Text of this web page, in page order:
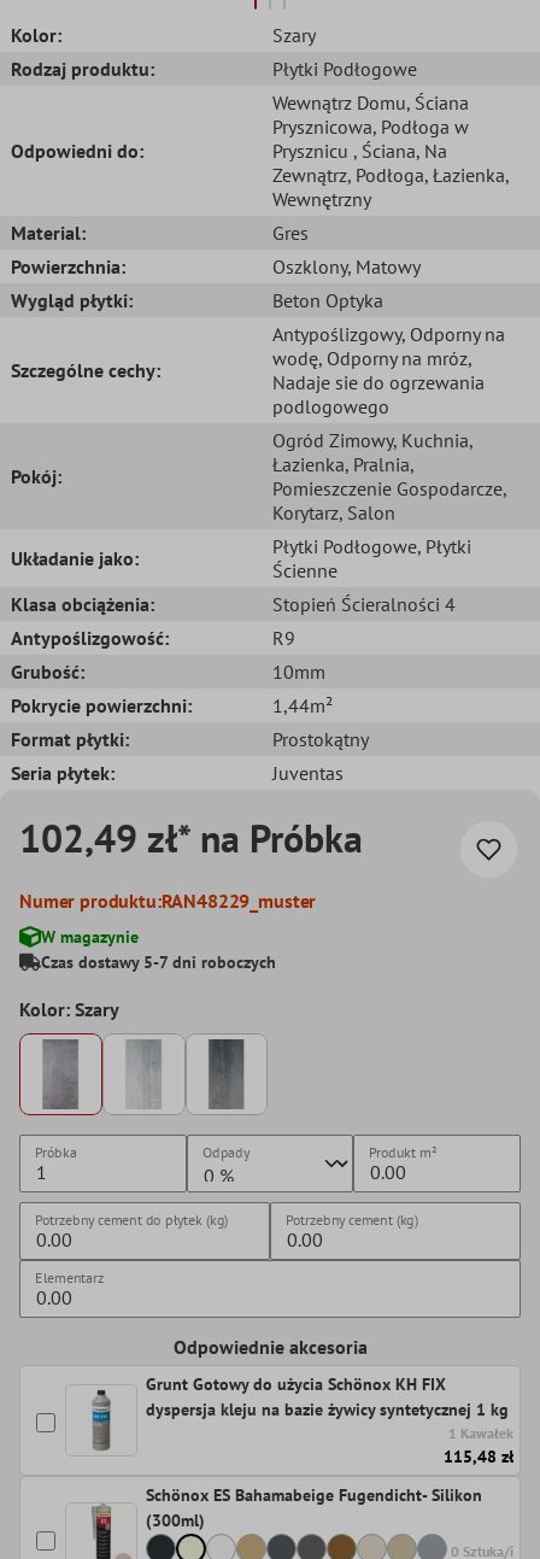
Kolor:
Szary
Rodzaj produktu:
Płytki Podłogowe
Odpowiedni do:
Wewnątrz Domu, Ściana
Prysznicowa, Podłoga w
Prysznicu , Ściana, Na
Zewnątrz, Podłoga, Łazienka,
Wewnętrzny
Material:
Gres
Powierzchnia:
Oszklony, Matowy
Wygląd płytki:
Beton Optyka
Szczególne cechy:
Antypoślizgowy, Odporny na
wodę, Odporny na mróz,
Nadaje sie do ogrzewania
podlogowego
Pokój:
Ogród Zimowy, Kuchnia,
Łazienka, Pralnia,
Pomieszczenie Gospodarcze,
Korytarz, Salon
Układanie jako:
Płytki Podłogowe, Płytki
Ścienne
Klasa obciążenia:
Stopień Ścieralności 4
Antypoślizgowość:
R9
Grubość:
10mm
Pokrycie powierzchni:
1,44m²
Format płytki:
Prostokątny
Seria płytek:
Juventas
102,49 zł* na Próbka
Numer produktu:RAN48229_muster
W magazynie
Czas dostawy 5-7 dni roboczych
Kolor: Szary
Próbka Odpady Produkt m²
Potrzebny cement do płytek (kg) Potrzebny cement (kg)
Elementarz
Odpowiednie akcesoria
Grunt Gotowy do użycia Schönox KH FIX
dyspersja kleju na bazie żywicy syntetycznej 1 kg
1 Kawałek
115,48 zł
Schönox ES Bahamabeige Fugendicht- Silikon
(300ml)
0 Sztuka/i